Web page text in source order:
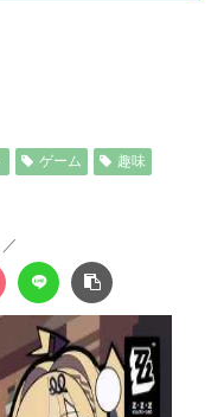
ゲーム
趣味